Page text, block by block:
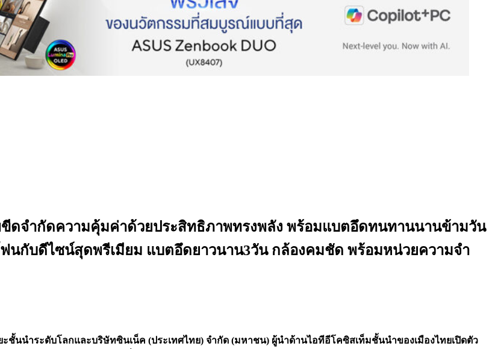
ขีดจำกัดความคุ้มค่าด้วยประสิทธิภาพทรงพลัง พร้อมแบตอึดทนทานนานข้ามวัน
กับดีไซน์สุดพรีเมียม แบตอึดยาวนาน3วัน กล้องคมชัด พร้อมหน่วยความจำ
ชั้นนำระดับโลกและบริษัทซินเน็ค (ประเทศไทย) จำกัด (มหาชน) ผู้นำด้านไอทีอีโคซิสเท็มชั้นนำของเมืองไทยเปิดตัว